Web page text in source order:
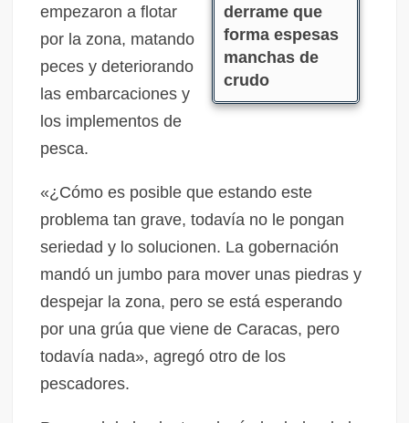
derrame que
forma espesas
manchas de
crudo
empezaron a flotar
por la zona, matando
peces y deteriorando
las embarcaciones y
los implementos de
pesca.
«¿Cómo es posible que estando este
problema tan grave, todavía no le pongan
seriedad y lo solucionen. La gobernación
mandó un jumbo para mover unas piedras y
despejar la zona, pero se está esperando
por una grúa que viene de Caracas, pero
todavía nada», agregó otro de los
pescadores.